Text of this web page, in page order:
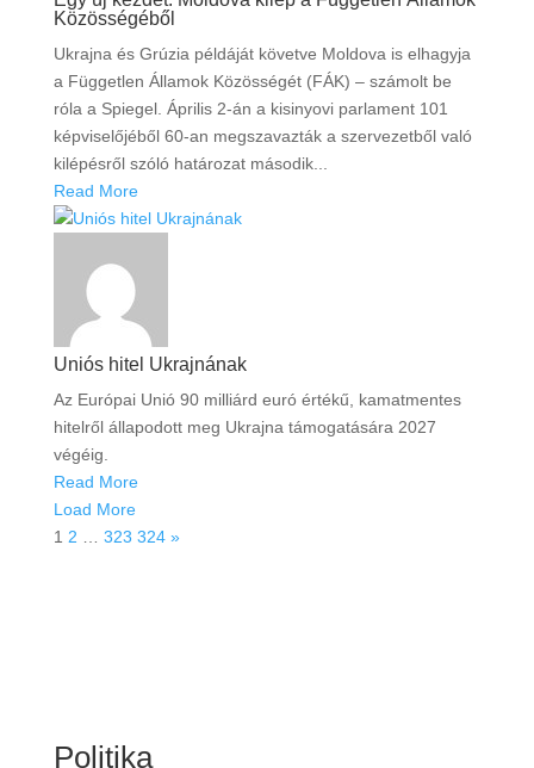
Közösségéből
Ukrajna és Grúzia példáját követve Moldova is elhagyja
a Független Államok Közösségét (FÁK) – számolt be
róla a Spiegel. Április 2-án a kisinyovi parlament 101
képviselőjéből 60-an megszavazták a szervezetből való
kilépésről szóló határozat második...
Read More
Uniós hitel Ukrajnának
Az Európai Unió 90 milliárd euró értékű, kamatmentes
hitelről állapodott meg Ukrajna támogatására 2027
végéig.
Read More
Load More
1 2 323 324 »
Politika